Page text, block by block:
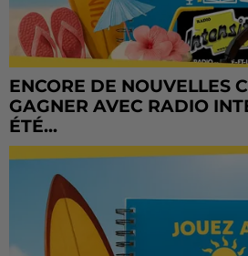
ENCORE DE NOUVELLES
GAGNER AVEC RADIO
ÉTÉ...